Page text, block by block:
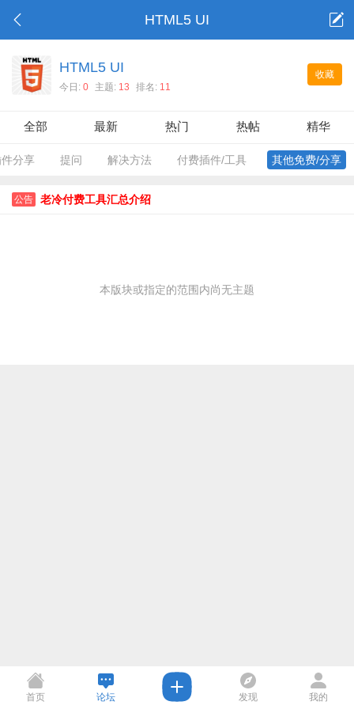
HTML5 UI
收藏
HTML5 UI
今日: 0 主题: 13 排名: 11
全部 最新 热门 热帖 精华
分享 提问 解决方法 付费插件/工具 其他免费/分享
公告 老冷付费工具汇总介绍
本版块或指定的范围内尚无主题
首页 论坛 发现 我的